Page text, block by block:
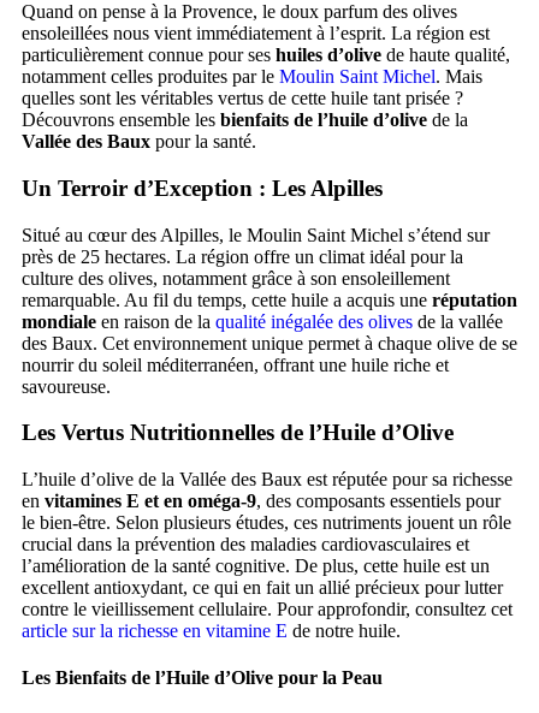
Quand on pense à la Provence, le doux parfum des olives
ensoleillées nous vient immédiatement à l’esprit. La région est
particulièrement connue pour ses huiles d’olive de haute qualité,
notamment celles produites par le Moulin Saint Michel. Mais
quelles sont les véritables vertus de cette huile tant prisée ?
Découvrons ensemble les bienfaits de l’huile d’olive de la
Vallée des Baux pour la santé.
Un Terroir d’Exception : Les Alpilles
Situé au cœur des Alpilles, le Moulin Saint Michel s’étend sur
près de 25 hectares. La région offre un climat idéal pour la
culture des olives, notamment grâce à son ensoleillement
remarquable. Au fil du temps, cette huile a acquis une réputation
mondiale en raison de la qualité inégalée des olives de la vallée
des Baux. Cet environnement unique permet à chaque olive de se
nourrir du soleil méditerranéen, offrant une huile riche et
savoureuse.
Les Vertus Nutritionnelles de l’Huile d’Olive
L’huile d’olive de la Vallée des Baux est réputée pour sa richesse
en vitamines E et en oméga-9, des composants essentiels pour
le bien-être. Selon plusieurs études, ces nutriments jouent un rôle
crucial dans la prévention des maladies cardiovasculaires et
l’amélioration de la santé cognitive. De plus, cette huile est un
excellent antioxydant, ce qui en fait un allié précieux pour lutter
contre le vieillissement cellulaire. Pour approfondir, consultez cet
article sur la richesse en vitamine E de notre huile.
Les Bienfaits de l’Huile d’Olive pour la Peau